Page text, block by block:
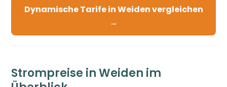
Dynamische Tarife in Weiden vergleichen
→
Strompreise in Weiden im